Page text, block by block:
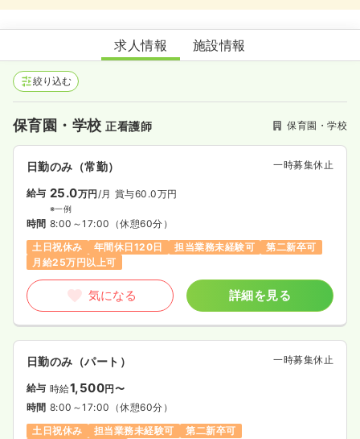
よつば保育園
求人情報 施設情報
絞り込む
保育園・学校正看護師 保育園・学校
日勤のみ（常勤） 一時募集休止
給与 25.0万円/月 賞与60.0万円
※一例
時間 8:00～17:00 （休憩60分）
土日祝休み
年間休日120日 担当業務未経験可
第二新卒可
月給25万円以上可
気になる 詳細を見る
日勤のみ（パート） 一時募集休止
給与 時給1,500円〜
時間 8:00～17:00 （休憩60分）
土日祝休み
担当業務未経験可
第二新卒可